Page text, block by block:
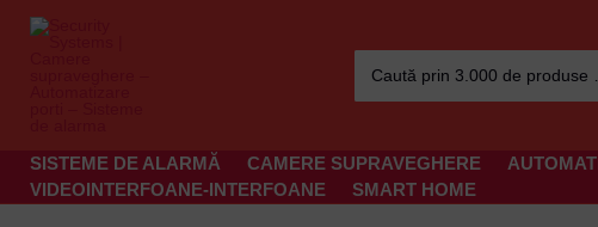
Search
for:
SISTEME DE ALARMĂ CAMERE SUPRAVEGHERE
VIDEOINTERFOANE-INTERFOANE
SMART HOME